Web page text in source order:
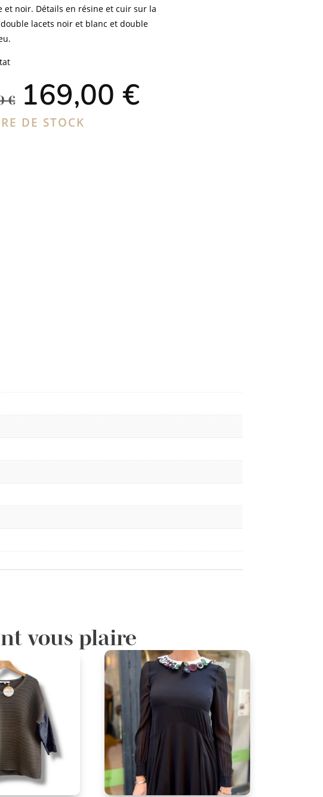
et noir. Détails en résine et cuir sur la
lacets noir et blanc et double
€
Le
prix
initial
était :
169,00€
DE STOCK
vous plaire